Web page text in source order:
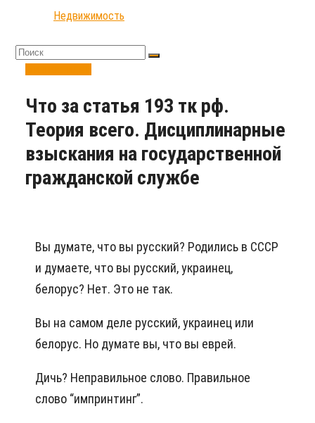
Недвижимость
Что за статья 193 тк рф.
Теория всего. Дисциплинарные
взыскания на государственной
гражданской службе
Вы думате, что вы русский? Родились в СССР
и думаете, что вы русский, украинец,
белорус? Нет. Это не так.
Вы на самом деле русский, украинец или
белорус. Но думате вы, что вы еврей.
Дичь? Неправильное слово. Правильное
слово “импринтинг”.